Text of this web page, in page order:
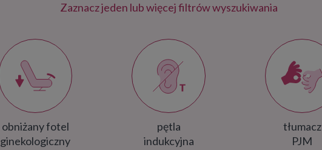
Zaznacz jeden lub więcej filtrów wyszukiwania
obniżany fotel
ginekologiczny
pętla
indukcyjna
tłumacz
PJM